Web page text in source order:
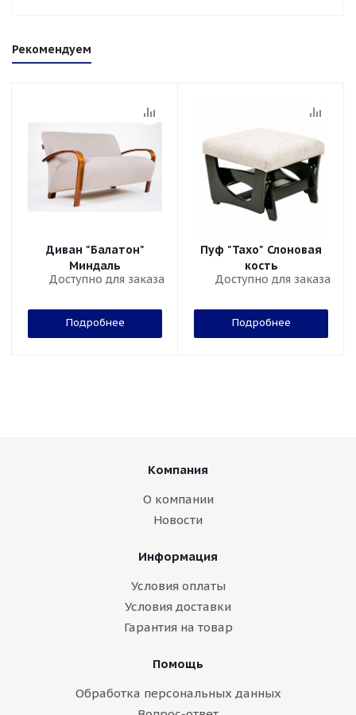
Рекомендуем
Диван "Балатон"
Миндаль
Доступно для заказа
Подробнее
Пуф "Тахо" Слоновая
кость
Доступно для заказа
Подробнее
Компания
О компании
Новости
Информация
Условия оплаты
Условия доставки
Гарантия на товар
Помощь
Обработка персональных данных